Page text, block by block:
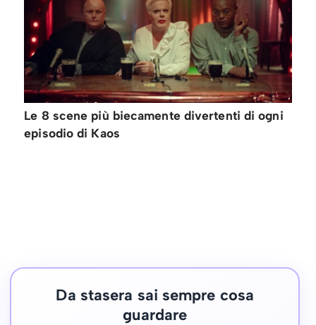
Le 8 scene più biecamente divertenti di ogni
episodio di Kaos
Da stasera sai sempre cosa
guardare